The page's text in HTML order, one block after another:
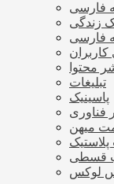
فارسی
زندگی
فارسی
محتوا
تبلیغات
پاسینیک
فناوری
میهن
قسطی
لوکس